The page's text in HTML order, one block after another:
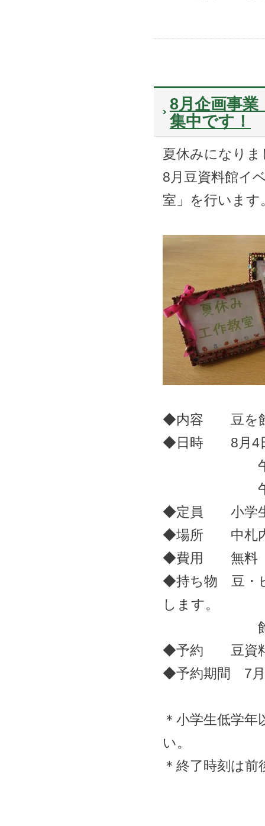
8月企画事
集中です！
夏休みになりま
8月豆資料館イ
室」を行います
◆内容 豆を飾
◆日時 8月4
午前の部
午後の部
◆定員 小学
◆場所 中札内
◆費用 無料
◆持ち物 豆・
します。
飾りたい
◆予約 豆資料
◆予約期間 7月
＊小学生低学
い。
＊終了時刻は